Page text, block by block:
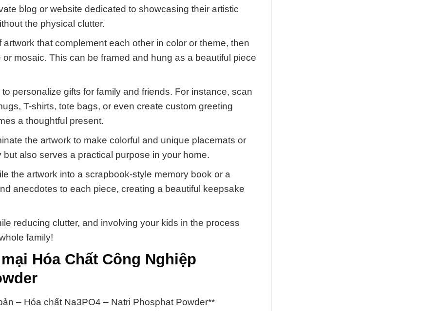
blog or website dedicated to showcasing their artistic
the physical clutter.
that complement each other in color or theme, then
mosaic. This can be framed and hung as a beautiful piece
personalize gifts for family and friends. For instance, scan
T-shirts, tote bags, or even create custom greeting
a thoughtful present.
the artwork to make colorful and unique placemats or
also serves a practical purpose in your home.
the artwork into a scrapbook-style memory book or a
anecdotes to each piece, creating a beautiful keepsake
reducing clutter, and involving your kids in the process
family!
Hóa Chất Công Nghiệp
– Hóa chất Na3PO4 – Natri Phosphat Powder**